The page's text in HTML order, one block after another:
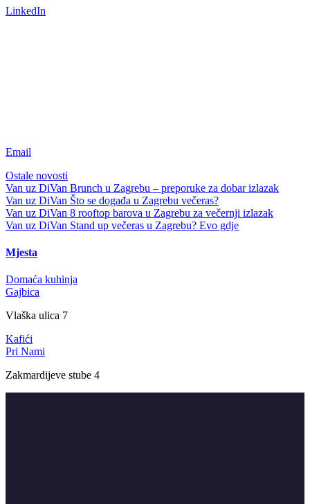
LinkedIn
Email
Ostale novosti
Van uz DiVan Brunch u Zagrebu – preporuke za dobar izlazak
Van uz DiVan Što se događa u Zagrebu večeras?
Van uz DiVan 8 rooftop barova u Zagrebu za večernji izlazak
Van uz DiVan Stand up večeras u Zagrebu? Evo gdje
Mjesta
Domaća kuhinja
Gajbica
Vlaška ulica 7
Kafići
Pri Nami
Zakmardijeve stube 4